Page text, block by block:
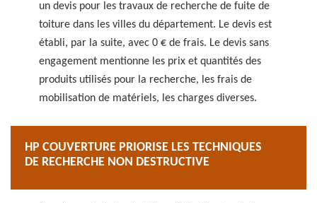
un devis pour les travaux de recherche de fuite de
toiture dans les villes du département. Le devis est
établi, par la suite, avec 0 € de frais. Le devis sans
engagement mentionne les prix et quantités des
produits utilisés pour la recherche, les frais de
mobilisation de matériels, les charges diverses.
HP COUVERTURE PRIORISE LES TECHNIQUES
DE RECHERCHE NON DESTRUCTIVE